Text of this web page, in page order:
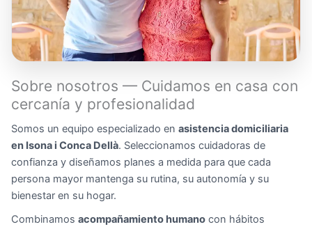
Sobre nosotros — Cuidamos en casa con
cercanía y profesionalidad
Somos un equipo especializado en asistencia domiciliaria
en Isona i Conca Dellà. Seleccionamos cuidadoras de
confianza y diseñamos planes a medida para que cada
persona mayor mantenga su rutina, su autonomía y su
bienestar en su hogar.
Combinamos acompañamiento humano con hábitos